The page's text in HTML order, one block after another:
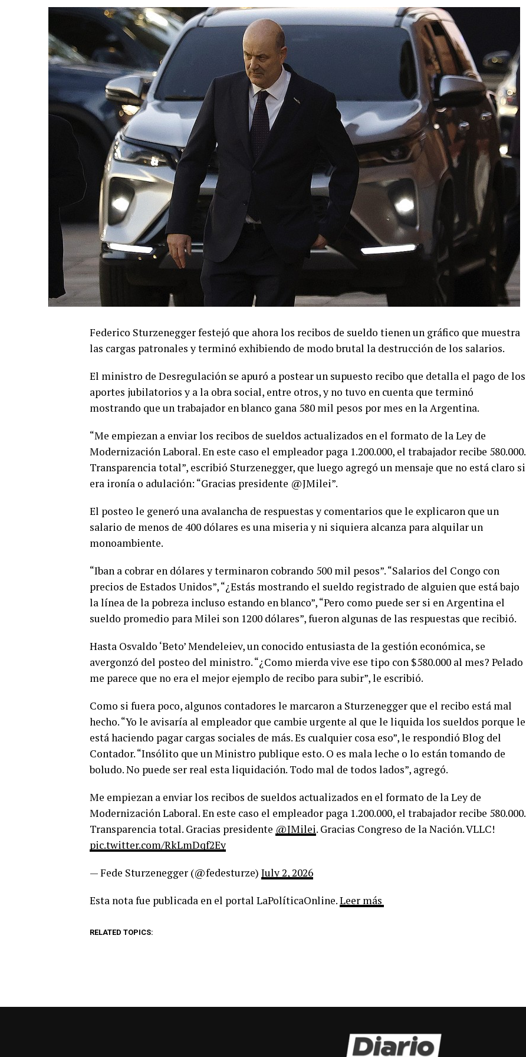
Federico Sturzenegger festejó que ahora los recibos de sueldo tienen un gráfico que muestra
las cargas patronales y terminó exhibiendo de modo brutal la destrucción de los salarios.
El ministro de Desregulación se apuró a postear un supuesto recibo que detalla el pago de los
aportes jubilatorios y a la obra social, entre otros, y no tuvo en cuenta que terminó
mostrando que un trabajador en blanco gana 580 mil pesos por mes en la Argentina.
“Me empiezan a enviar los recibos de sueldos actualizados en el formato de la Ley de
Modernización Laboral. En este caso el empleador paga 1.200.000, el trabajador recibe 580.000.
Transparencia total”, escribió Sturzenegger, que luego agregó un mensaje que no está claro si
era ironía o adulación: “Gracias presidente @JMilei”.
El posteo le generó una avalancha de respuestas y comentarios que le explicaron que un
salario de menos de 400 dólares es una miseria y ni siquiera alcanza para alquilar un
monoambiente.
“Iban a cobrar en dólares y terminaron cobrando 500 mil pesos”. “Salarios del Congo con
precios de Estados Unidos”, “¿Estás mostrando el sueldo registrado de alguien que está bajo
la línea de la pobreza incluso estando en blanco”, “Pero como puede ser si en Argentina el
sueldo promedio para Milei son 1200 dólares”, fueron algunas de las respuestas que recibió.
Hasta Osvaldo ‘Beto’ Mendeleiev, un conocido entusiasta de la gestión económica, se
avergonzó del posteo del ministro. “¿Como mierda vive ese tipo con $580.000 al mes? Pelado
me parece que no era el mejor ejemplo de recibo para subir”, le escribió.
Como si fuera poco, algunos contadores le marcaron a Sturzenegger que el recibo está mal
hecho. “Yo le avisaría al empleador que cambie urgente al que le liquida los sueldos porque le
está haciendo pagar cargas sociales de más. Es cualquier cosa eso”, le respondió Blog del
Contador. “Insólito que un Ministro publique esto. O es mala leche o lo están tomando de
boludo. No puede ser real esta liquidación. Todo mal de todos lados”, agregó.
Me empiezan a enviar los recibos de sueldos actualizados en el formato de la Ley de
Modernización Laboral. En este caso el empleador paga 1.200.000, el trabajador recibe 580.000.
Transparencia total. Gracias presidente @JMilei. Gracias Congreso de la Nación. VLLC!
pic.twitter.com/RkLmDqf2Ey
— Fede Sturzenegger (@fedesturze) July 2, 2026
Esta nota fue publicada en el portal LaPolíticaOnline.Leer más
RELATED TOPICS: